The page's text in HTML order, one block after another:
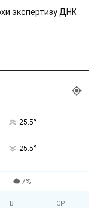
экспертизу ДНК
25.5°
25.5°
7%
ВТ СР